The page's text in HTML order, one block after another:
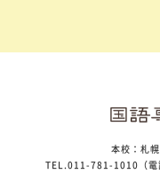
本校：札
TEL.011-781-1010（電